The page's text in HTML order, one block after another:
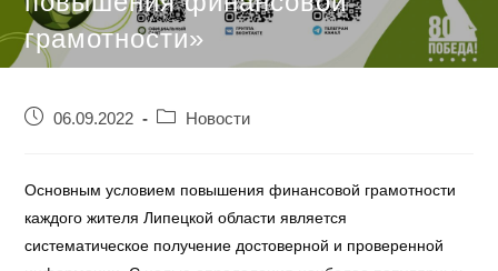
грамотности»
06.09.2022 Новости
Основным условием повышения финансовой грамотности
каждого жителя Липецкой области является
систематическое получение достоверной и проверенной